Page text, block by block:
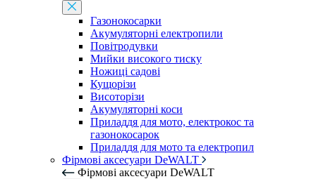
Газонокосарки
Акумуляторні електропили
Повітродувки
Мийки високого тиску
Ножиці садові
Кущорізи
Висоторізи
Акумуляторні коси
Приладдя для мото, електрокос та
газонокосарок
Приладдя для мото та електропил
Фірмові аксесуари DeWALT
Фірмові аксесуари DeWALT